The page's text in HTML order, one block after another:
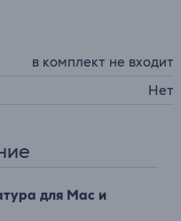
в комплект не входит
Нет
для Mac и